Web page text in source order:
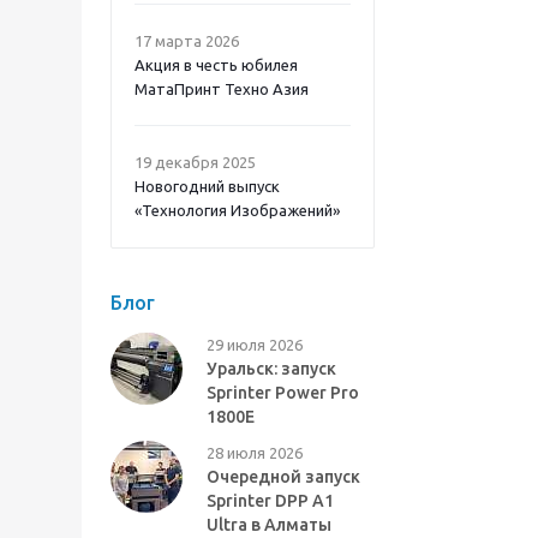
17 марта 2026
Акция в честь юбилея
МатаПринт Техно Азия
19 декабря 2025
Новогодний выпуск
«Технология Изображений»
Блог
29 июля 2026
Уральск: запуск
Sprinter Power Pro
1800E
28 июля 2026
Очередной запуск
Sprinter DPP A1
Ultra в Алматы